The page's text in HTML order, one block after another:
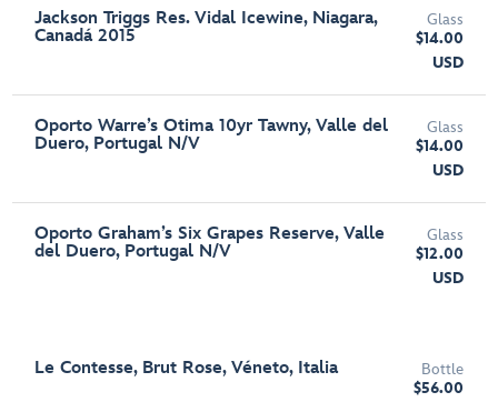
Jackson Triggs Res. Vidal Icewine, Niagara,
Canadá 2015
Glass
$14.00
USD
Oporto Warre’s Otima 10yr Tawny, Valle del
Duero, Portugal N/V
Glass
$14.00
USD
Oporto Graham’s Six Grapes Reserve, Valle
del Duero, Portugal N/V
Glass
$12.00
USD
Le Contesse, Brut Rose, Véneto, Italia
Bottle
$56.00